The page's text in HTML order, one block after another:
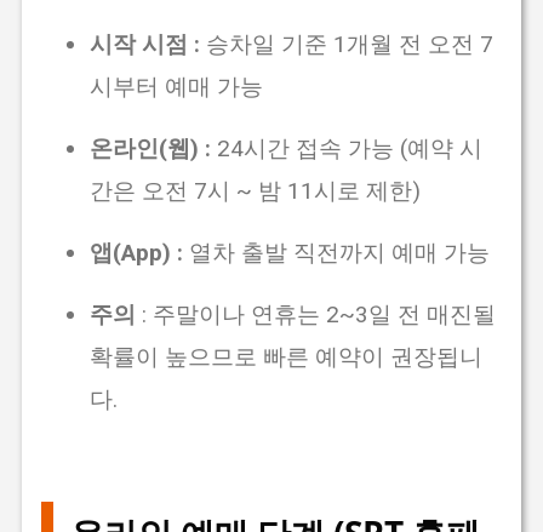
시작 시점 : 승차일 기준 1개월 전 오전 7
시부터 예매 가능
온라인(웹) : 24시간 접속 가능 (예약 시
간은 오전 7시 ~ 밤 11시로 제한)
앱(App) : 열차 출발 직전까지 예매 가능
주의 : 주말이나 연휴는 2~3일 전 매진될
확률이 높으므로 빠른 예약이 권장됩니
다.